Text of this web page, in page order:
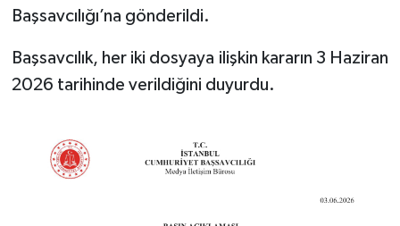
Başsavcılığı’na gönderildi.
Başsavcılık, her iki dosyaya ilişkin kararın 3 Haziran
2026 tarihinde verildiğini duyurdu.